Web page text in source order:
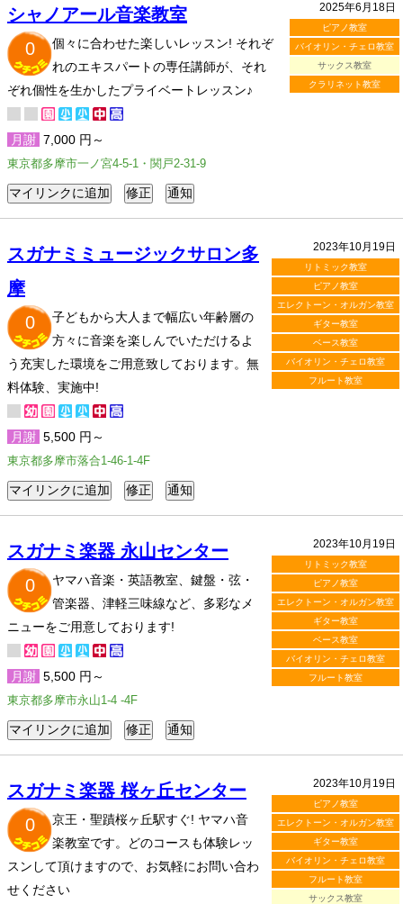
2025年6月18日
ピアノ教室
バイオリン・チェロ教室
サックス教室
クラリネット教室
シャノアール音楽教室
0
個々に合わせた楽しいレッスン! それぞ
れのエキスパートの専任講師が、それ
ぞれ個性を生かしたプライベートレッスン♪
月謝 7,000 円～
東京都多摩市一ノ宮4-5-1・関戸2-31-9
2023年10月19日
リトミック教室
ピアノ教室
エレクトーン・オルガン教室
ギター教室
ベース教室
バイオリン・チェロ教室
フルート教室
スガナミミュージックサロン多
摩
0
子どもから大人まで幅広い年齢層の
方々に音楽を楽しんでいただけるよ
う充実した環境をご用意致しております。無
料体験、実施中!
月謝 5,500 円～
東京都多摩市落合1-46-1-4F
2023年10月19日
リトミック教室
ピアノ教室
エレクトーン・オルガン教室
ギター教室
ベース教室
バイオリン・チェロ教室
フルート教室
スガナミ楽器 永山センター
0
ヤマハ音楽・英語教室、鍵盤・弦・
管楽器、津軽三味線など、多彩なメ
ニューをご用意しております!
月謝 5,500 円～
東京都多摩市永山1-4 -4F
2023年10月19日
ピアノ教室
エレクトーン・オルガン教室
ギター教室
バイオリン・チェロ教室
フルート教室
サックス教室
スガナミ楽器 桜ヶ丘センター
0
京王・聖蹟桜ヶ丘駅すぐ! ヤマハ音
楽教室です。どのコースも体験レッ
スンして頂けますので、お気軽にお問い合わ
せください